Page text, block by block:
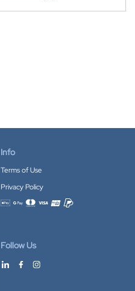
Info
Terms of Use
Privacy Policy
Accepted payment methods
Follow Us